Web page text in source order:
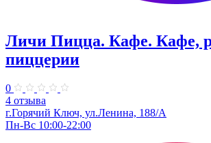
Личи Пицца. Кафе. Кафе,
пиццерии
0
4 отзыва
г.Горячий Ключ, ул.Ленина, 188/А
Пн-Вс 10:00-22:00